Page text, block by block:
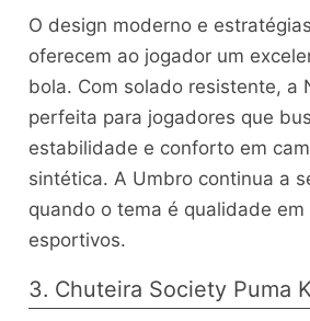
O design moderno e
oferecem ao jogador um
bola. Com solado resistente, a
perfeita para jogadores que
estabilidade e conforto em
sintética. A Umbro continua a
quando o tema é qualidade em
esportivos.
3. Chuteira Society Puma